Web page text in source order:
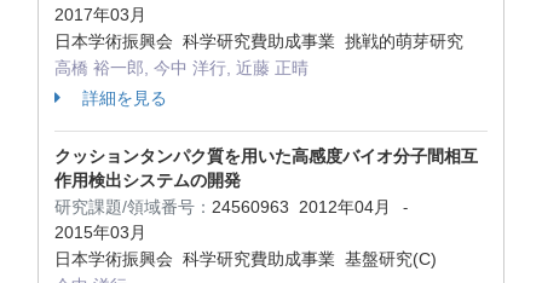
2017年03月
日本学術振興会 科学研究費助成事業 挑戦的萌芽研究
高橋 裕一郎, 今中 洋行, 近藤 正晴
詳細を見る
クッションタンパク質を用いた高感度バイオ分子間相互
作用検出システムの開発
研究課題/領域番号： 24560963 2012年04月 -
2015年03月
日本学術振興会 科学研究費助成事業 基盤研究(C)